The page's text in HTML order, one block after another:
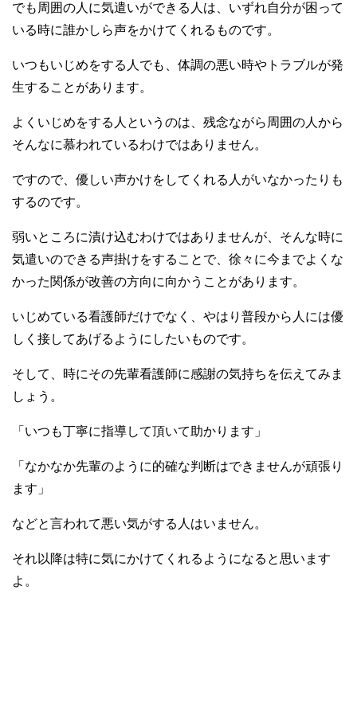
でも周囲の人に気遣いができる人は、いずれ自分が困って
いる時に誰かしら声をかけてくれるものです。
いつもいじめをする人でも、体調の悪い時やトラブルが発
生することがあります。
よくいじめをする人というのは、残念ながら周囲の人から
そんなに慕われているわけではありません。
ですので、優しい声かけをしてくれる人がいなかったりも
するのです。
弱いところに漬け込むわけではありませんが、そんな時に
気遣いのできる声掛けをすることで、徐々に今までよくな
かった関係が改善の方向に向かうことがあります。
いじめている看護師だけでなく、やはり普段から人には優
しく接してあげるようにしたいものです。
そして、時にその先輩看護師に感謝の気持ちを伝えてみま
しょう。
「いつも丁寧に指導して頂いて助かります」
「なかなか先輩のように的確な判断はできませんが頑張り
ます」
などと言われて悪い気がする人はいません。
それ以降は特に気にかけてくれるようになると思います
よ。